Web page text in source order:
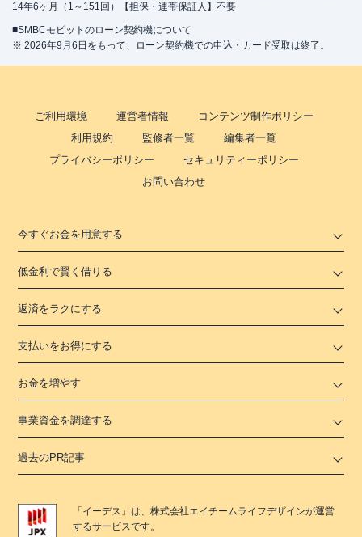
14年6ヶ月（1～151回）【担保・連帯保証人】不要
■SMBCモビットのローン契約機について
※ 2026年9月6日をもって、ローン契約機での申込・カード受取は終了。
ご利用環境 運営者情報
コンテンツ制作ポリシー
利用規約
監修者一覧
編集者一覧
プライバシーポリシー
セキュリティーポリシー
お問い合わせ
今すぐお金を用意する
低金利で賢く借りる
返済をラクにする
支払いをお得にする
お金を増やす
事業資金を調達する
過去のPR記事
「 イーデス 」は、株式会社エイチームライフデザインが運営
するサービスです。